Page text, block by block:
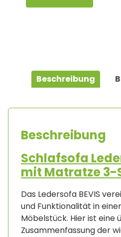
Beschreibung
Beschreibung
Schlafsofa
mit Matratze 3-
Das Ledersofa BEVIS
und Funktionalität in
Möbelstück. Hier ist eine
Zusammenfassung der